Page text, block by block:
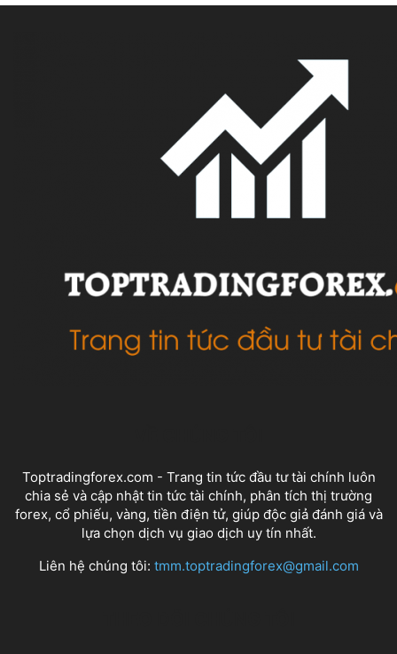
Toptradingforex.com - Trang tin tức đầu tư tài chính luôn
chia sẻ và cập nhật tin tức tài chính, phân tích thị trường
forex, cổ phiếu, vàng, tiền điện tử, giúp độc giả đánh giá và
lựa chọn dịch vụ giao dịch uy tín nhất.
Liên hệ chúng tôi: tmm.toptradingforex@gmail.com